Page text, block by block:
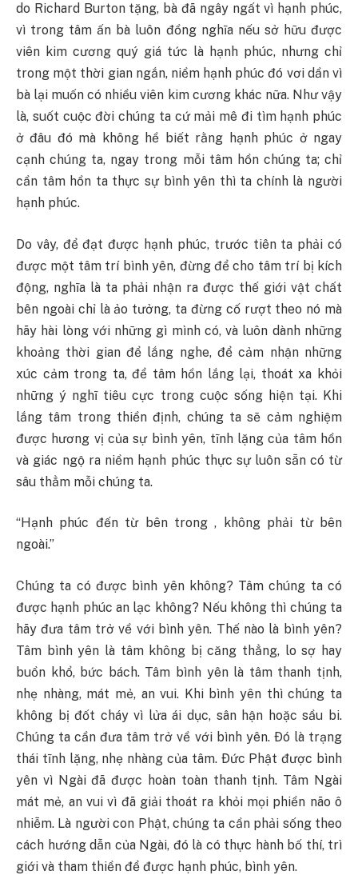
do Richard Burton tặng, bà đã ngây ngất vì hạnh phúc,
vì trong tâm ấn bà luôn đồng nghĩa nếu sở hữu được
viên kim cương quý giá tức là hạnh phúc, nhưng chỉ
trong một thời gian ngắn, niềm hạnh phúc đó vơi dần vì
bà lại muốn có nhiều viên kim cương khác nữa. Như vậy
là, suốt cuộc đời chúng ta cứ mải mê đi tìm hạnh phúc
ở đâu đó mà không hề biết rằng hạnh phúc ở ngay
cạnh chúng ta, ngay trong mỗi tâm hồn chúng ta; chỉ
cần tâm hồn ta thực sự bình yên thì ta chính là người
hạnh phúc.
Do vây, để đạt được hạnh phúc, trước tiên ta phải có
được một tâm trí bình yên, đừng để cho tâm trí bị kích
động, nghĩa là ta phải nhận ra được thế giới vật chất
bên ngoài chỉ là ảo tưởng, ta đừng cố rượt theo nó mà
hãy hài lòng với những gì mình có, và luôn dành những
khoảng thời gian để lắng nghe, để cảm nhận những
xúc cảm trong ta, để tâm hồn lắng lại, thoát xa khỏi
những ý nghĩ tiêu cực trong cuộc sống hiện tại. Khi
lắng tâm trong thiền định, chúng ta sẽ cảm nghiệm
được hương vị của sự bình yên, tĩnh lặng của tâm hồn
và giác ngộ ra niềm hạnh phúc thực sự luôn sẵn có từ
sâu thẳm mỗi chúng ta.
“Hạnh phúc đến từ bên trong , không phải từ bên
ngoài.”
Chúng ta có được bình yên không? Tâm chúng ta có
được hạnh phúc an lạc không? Nếu không thì chúng ta
hãy đưa tâm trở về với bình yên. Thế nào là bình yên?
Tâm bình yên là tâm không bị căng thẳng, lo sợ hay
buồn khổ, bức bách. Tâm bình yên là tâm thanh tịnh,
nhẹ nhàng, mát mẻ, an vui. Khi bình yên thì chúng ta
không bị đốt cháy vì lửa ái dục, sân hận hoặc sầu bi.
Chúng ta cần đưa tâm trở về với bình yên. Ðó là trạng
thái tĩnh lặng, nhẹ nhàng của tâm. Ðức Phật được bình
yên vì Ngài đã được hoàn toàn thanh tịnh. Tâm Ngài
mát mẻ, an vui vì đã giải thoát ra khỏi mọi phiền não ô
nhiễm. Là người con Phật, chúng ta cần phải sống theo
cách hướng dẫn của Ngài, đó là có thực hành bố thí, trì
giới và tham thiền để được hạnh phúc, bình yên.